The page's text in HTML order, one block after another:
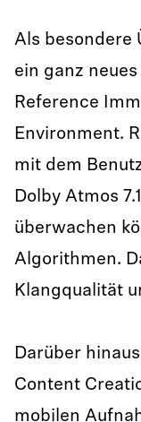
Als besondere
ein ganz
Reference
Environment.
mit dem
Dolby Atmos
überwachen
Algorithmen.
Klangqualität
Darüber
Content
mobilen